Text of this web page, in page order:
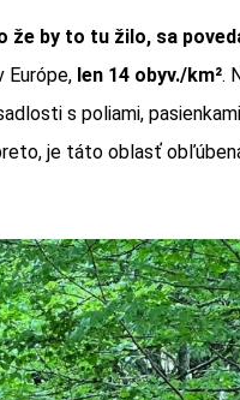
že by to tu žilo, sa
len 14 obyv./km².
s poliami,
je táto oblasť